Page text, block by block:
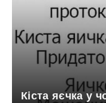
Кіста яєчка у